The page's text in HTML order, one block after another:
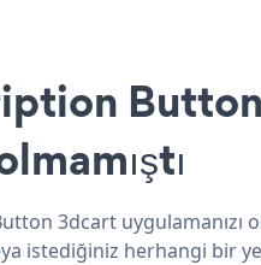
3dcart
istediğiniz herhangi bir